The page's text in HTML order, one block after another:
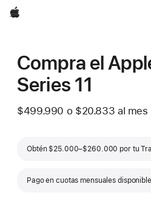
Apple
Compra el
Series 11
$499.990 o $20.833 al mes
Obtén $25.000–$260.000 por tu
Pago en cuotas mensuales disponible